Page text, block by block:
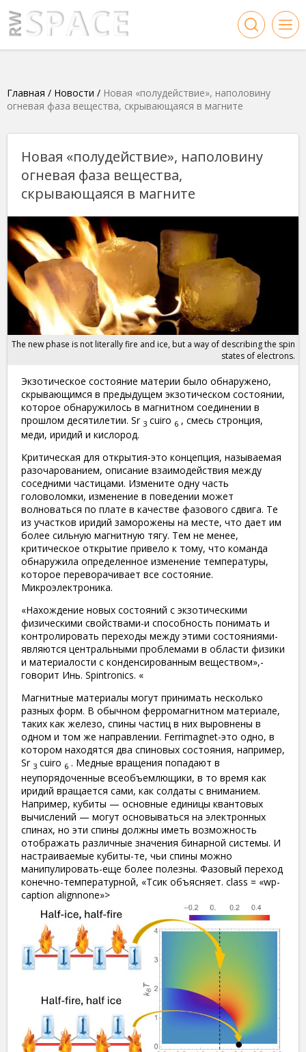
Главная / Новости / Новая «полудействие», наполовину
огневая фаза вещества, скрывающаяся в магните
Новая «полудействие», наполовину
огневая фаза вещества,
скрывающаяся в магните
The new phase is not literally fire and ice, but a way of describing the spin
states of electrons.
Экзотическое состояние материи было обнаружено,
скрывающимся в предыдущем экзотическом состоянии,
которое обнаружилось в магнитном соединении в
прошлом десятилетии. Sr 3 cuiro 6 , смесь стронция,
меди, иридий и кислород.
Критическая для открытия-это концепция, называемая
разочарованием, описание взаимодействия между
соседними частицами. Измените одну часть
головоломки, изменение в поведении может
волноваться по плате в качестве фазового сдвига. Те
из участков иридий заморожены на месте, что дает им
более сильную магнитную тягу. Тем не менее,
критическое открытие привело к тому, что команда
обнаружила определенное изменение температуры,
которое переворачивает все состояние.
Микроэлектроника.
«Нахождение новых состояний с экзотическими
физическими свойствами-и способность понимать и
контролировать переходы между этими состояниями-
являются центральными проблемами в области физики
и материалости с конденсированным веществом»,-
говорит Инь. Spintronics. «
Магнитные материалы могут принимать несколько
разных форм. В обычном ферромагнитном материале,
таких как железо, спины частиц в них выровнены в
одном и том же направлении. Ferrimagnet-это одно, в
котором находятся два спиновых состояния, например,
Sr 3 cuiro 6 . Медные вращения попадают в
неупорядоченные всеобъемлющики, в то время как
иридий вращается сами, как солдаты с вниманием.
Например, кубиты — основные единицы квантовых
вычислений — могут основываться на электронных
спинах, но эти спины должны иметь возможность
отображать различные значения бинарной системы. И
настраиваемые кубиты-те, чьи спины можно
манипулировать-еще более полезны. Фазовый переход
конечно-температурной, «Тсик объясняет. class = «wp-
caption alignnone»>